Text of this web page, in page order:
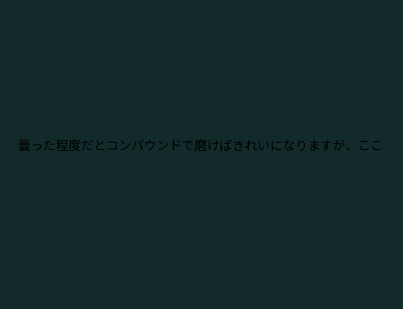
曇った程度だとコンパウンドで磨けばきれいになりますが、ここ